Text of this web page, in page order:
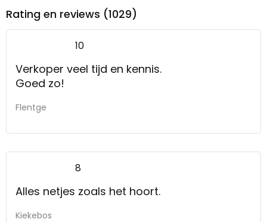
Rating en reviews (1029)
10
Verkoper veel tijd en kennis.
Goed zo!
Flentge
8
Alles netjes zoals het hoort.
Kiekebos